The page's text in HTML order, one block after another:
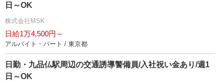
日～OK
株式会社MSK
日給1万4,500円～
アルバイト・パート / 東京都
日勤・九品仏駅周辺の交通誘導警備員/入社祝い金あり/週1
日～OK